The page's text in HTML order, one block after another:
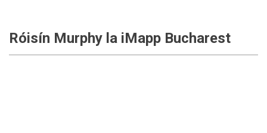
Róisín Murphy la iMapp Bucharest